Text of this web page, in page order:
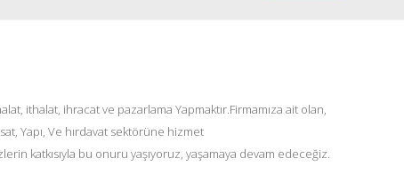
ithalat, ihracat ve pazarlama Yapmaktır.Firmamıza ait olan,
Yapı, Ve hırdavat sektörüne hizmet
katkısıyla bu onuru yaşıyoruz, yaşamaya devam edeceğiz.